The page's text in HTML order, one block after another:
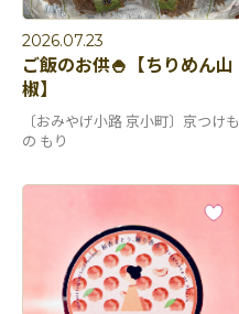
2026.07.23
ご飯のお供🍚【ちりめん山
椒】
〔おみやげ小路 京小町〕京つけも
の もり